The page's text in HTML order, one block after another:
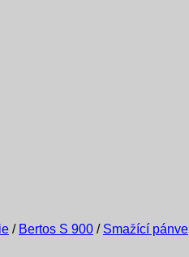
/ Bertos S 900 / Smažící pánve